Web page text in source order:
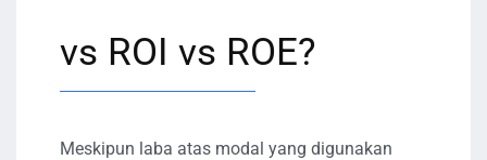
vs ROI vs ROE?
Meskipun laba atas modal yang digunakan